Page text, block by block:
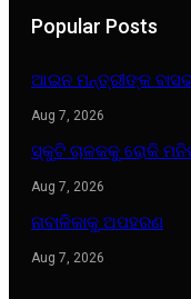
Popular Posts
ଆଇନ ମନ୍ତ୍ରୀଙ୍କ
Aug 7, 2026
ସ୍କୁଟି ଚାଳକକୁ ରୋକି
Aug 7, 2026
ନାବାଳିକାକୁ ଅପହରଣ
Aug 7, 2026